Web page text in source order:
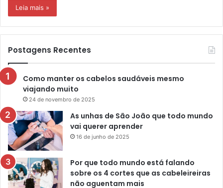
Leia mais »
Postagens Recentes
Como manter os cabelos saudáveis mesmo
viajando muito
24 de novembro de 2025
As unhas de São João que todo mundo
vai querer aprender
16 de junho de 2025
Por que todo mundo está falando
sobre os 4 cortes que as cabeleireiras
não aguentam mais